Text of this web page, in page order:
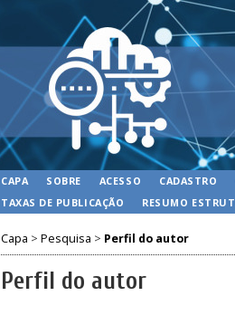
CAPA SOBRE ACESSO CADASTRO
TAXAS DE PUBLICAÇÃO
RESUMO
Capa > Pesquisa > Perfil do autor
Perfil do autor